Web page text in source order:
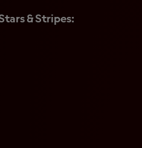
& Stripes: